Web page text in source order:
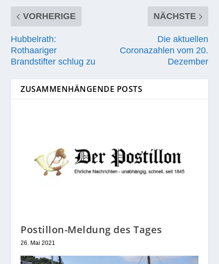
VORHERIGE
Hubbelrath:
Rothaariger
Brandstifter schlug zu
NÄCHSTE
Die aktuellen
Coronazahlen vom 20.
Dezember
ZUSAMMENHÄNGENDE POSTS
Postillon-Meldung des Tages
26. Mai 2021